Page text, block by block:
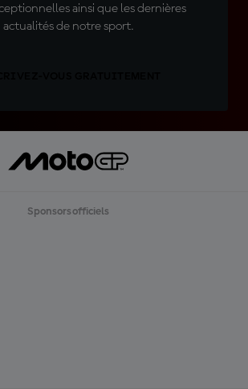
ainsi que les dernières
actualités de notre sport.
Sponsors officiels